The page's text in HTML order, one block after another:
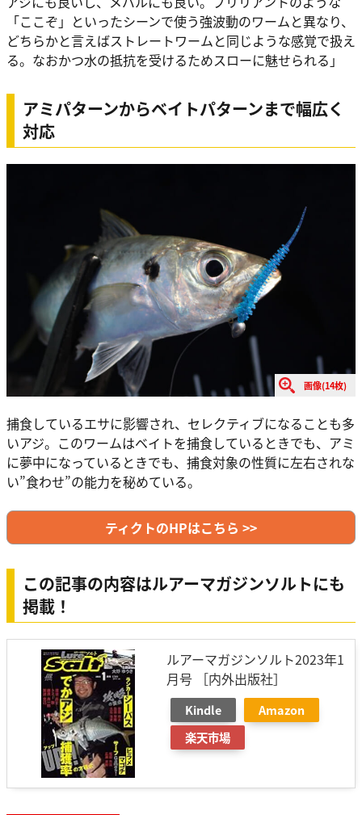
「ここぞ」といったシーンで使う強波動のワームと異なり、
どちらかと言えばストレートワームと同じような感覚で扱え
る。なおかつ水の抵抗を受けるためスローに魅せられる」
アミパターンからベイトパターンまで幅広く
対応
画像(14枚)
捕食しているエサに影響され、セレクティブになることも多
いアジ。このワームはベイトを捕食しているときでも、アミ
に夢中になっているときでも、捕食対象の性質に左右されな
い”食わせ”の能力を秘めている。
ティクトのHPはこちら >>
この記事の内容はルアーマガジンソルトにも
掲載！
ルアーマガジンソルト2023年1
月号 ［内外出版社］
Kindle
Amazon
楽天市場